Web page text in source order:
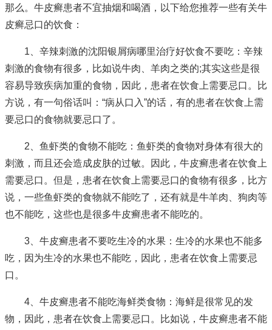
那么。牛皮癣患者不宜抽烟和喝酒，以下给您推荐一些有关牛
皮癣忌口的饮食：
1、辛辣刺激的沈阳银屑病哪里治疗好饮食不要吃：辛辣
刺激的食物有很多，比如说牛肉、羊肉之类的;其实这些是很
容易导致疾病加重的食物，因此，患者在饮食上需要忌口。比
方说，有一句俗话叫：“病从口入”的话，有的患者在饮食上需
要忌口的食物就要忌口了。
2、鱼虾类的食物不能吃：鱼虾类的食物对身体有很大的
刺激，而且还会造成皮肤的过敏。因此，牛皮癣患者在饮食上
需要忌口。但是，患者在饮食上需要忌口的食物有很多，比方
说，一些鱼虾类的食物就不能吃了，还有就是牛羊肉、狗肉等
也不能吃，这些也是很多牛皮癣患者不能吃的。
3、牛皮癣患者不要吃生冷的水果：生冷的水果也不能多
吃，因为生冷的水果也不能吃，因此，患者在饮食上需要忌
口。
4、牛皮癣患者不能吃海鲜类食物：海鲜是很常见的发
物，因此，患者在饮食上需要忌口。比如说，牛皮癣患者不能